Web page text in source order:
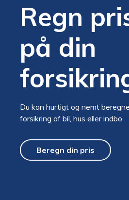
Regn
på din
Du kan hurtigt og nemt
forsikring af bil, hus eller indbo
Beregn din pris